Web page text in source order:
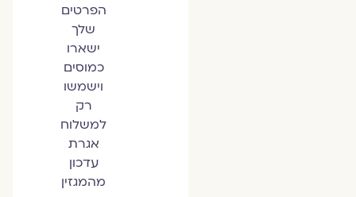
הפרטים
שלך
ישארו
כמוסים
וישמשו
רק
למשלוח
אגרת
עדכון
מהמגזין